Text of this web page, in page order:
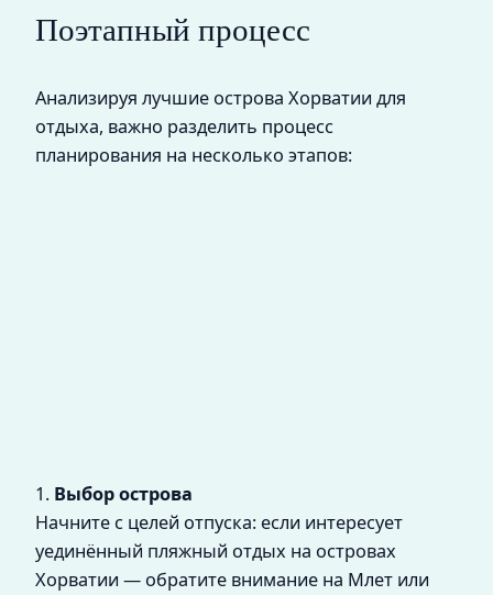
Поэтапный процесс
Анализируя лучшие острова Хорватии для
отдыха, важно разделить процесс
планирования на несколько этапов:
1. Выбор острова
Начните с целей отпуска: если интересует
уединённый пляжный отдых на островах
Хорватии — обратите внимание на Млет или